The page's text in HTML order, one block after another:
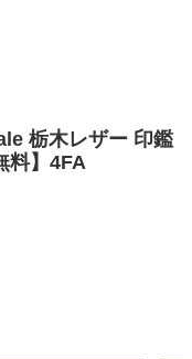
栃木レザー 印鑑
料】4FA